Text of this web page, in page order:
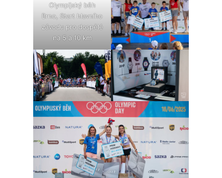
Olympijský běh
Brno, Start hlavního
závodu pro dospělé
na 5 a 10 km